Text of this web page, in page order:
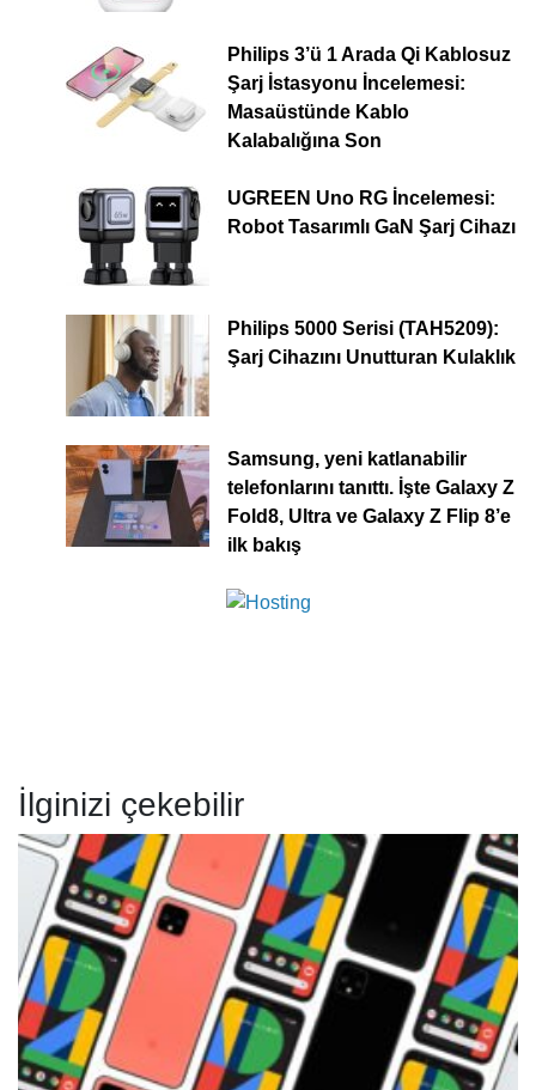
Philips 3’ü 1 Arada Qi Kablosuz
Şarj İstasyonu İncelemesi:
Masaüstünde Kablo
Kalabalığına Son
UGREEN Uno RG İncelemesi:
Robot Tasarımlı GaN Şarj Cihazı
Philips 5000 Serisi (TAH5209):
Şarj Cihazını Unutturan Kulaklık
Samsung, yeni katlanabilir
telefonlarını tanıttı. İşte Galaxy Z
Fold8, Ultra ve Galaxy Z Flip 8’e
ilk bakış
İlginizi çekebilir